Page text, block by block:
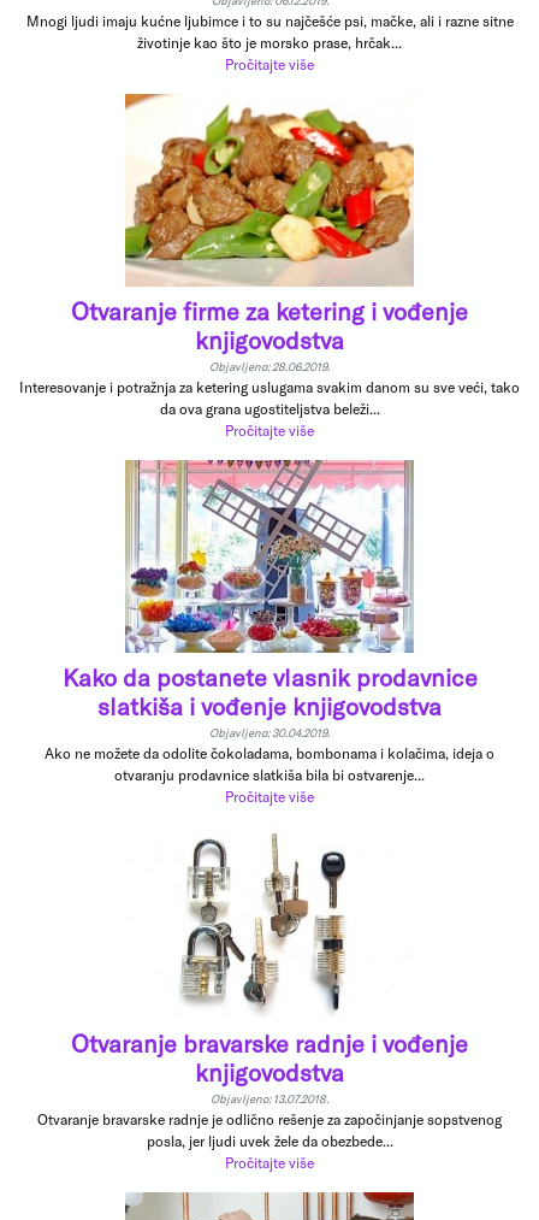
Mnogi ljudi imaju kućne ljubimce i to su najčešće psi, mačke, ali i razne sitne
životinje kao što je morsko prase, hrčak...
Pročitajte više
Otvaranje firme za ketering i vođenje
knjigovodstva
Objavljeno: 28.06.2019.
Interesovanje i potražnja za ketering uslugama svakim danom su sve veći, tako
da ova grana ugostiteljstva beleži...
Pročitajte više
Kako da postanete vlasnik prodavnice
slatkiša i vođenje knjigovodstva
Objavljeno: 30.04.2019.
Ako ne možete da odolite čokoladama, bombonama i kolačima, ideja o
otvaranju prodavnice slatkiša bila bi ostvarenje...
Pročitajte više
Otvaranje bravarske radnje i vođenje
knjigovodstva
Objavljeno: 13.07.2018.
Otvaranje bravarske radnje je odlično rešenje za započinjanje sopstvenog
posla, jer ljudi uvek žele da obezbede...
Pročitajte više